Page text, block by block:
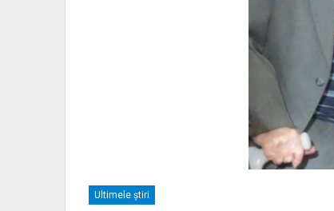
Ultimele ştiri